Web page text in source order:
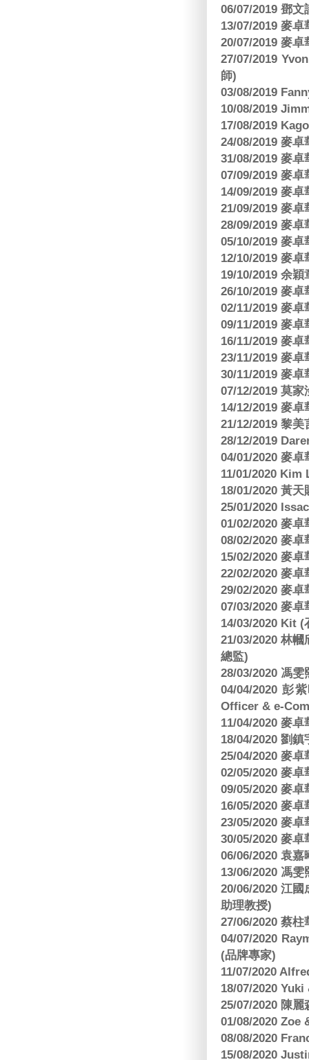
06/07/2019 鄧
13/07/2019 麥
20/07/2019 麥
27/07/2019
師)
03/08/2019
10/08/2019
17/08/2019
24/08/2019 麥
31/08/2019 麥
07/09/2019 麥
14/09/2019 麥
21/09/2019 麥
28/09/2019 麥
05/10/2019 麥
12/10/2019 麥
19/10/2019 余
26/10/2019 麥
02/11/2019 麥
09/11/2019 麥
16/11/2019 麥
23/11/2019 麥
30/11/2019 麥
07/12/2019 莫
14/12/2019 麥
21/12/2019 黎
28/12/2019
04/01/2020 麥
11/01/2020
18/01/2020 黃
25/01/2020
01/02/2020 麥
08/02/2020 麥
15/02/2020 麥
22/02/2020 麥
29/02/2020 麥
07/03/2020 麥
14/03/2020 Kit
21/03/2020 林
總監)
28/03/2020 馮
04/04/2020 彭
Officer & e-
11/04/2020 麥
18/04/2020 劉
25/04/2020 麥
02/05/2020 麥
09/05/2020 麥
16/05/2020 麥
23/05/2020 麥
30/05/2020 麥
06/06/2020 袁
13/06/2020 馮
20/06/2020 江
助理教授)
27/06/2020 蔡
04/07/2020
(品牌專家)
11/07/2020
18/07/2020
25/07/2020 陳
01/08/2020 Zoe
08/08/2020
15/08/2020